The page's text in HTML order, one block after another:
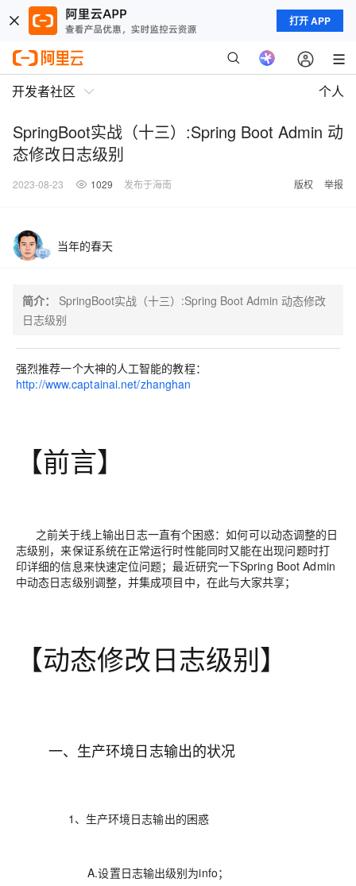
打开 APP
开发者社区 个人
SpringBoot实战（十三）:Spring Boot Admin 动
态修改日志级别
2023-08-23 1029 发布于海南 版权 举报
当年的春天
简介：
SpringBoot实战（十三）:Spring Boot Admin 动态修改
日志级别
强烈推荐一个大神的人工智能的教程：
http://www.captainai.net/zhanghan
【前言】
之前关于线上输出日志一直有个困惑：如何可以动态调整的日
志级别，来保证系统在正常运行时性能同时又能在出现问题时打
印详细的信息来快速定位问题；最近研究一下Spring Boot Admin
中动态日志级别调整，并集成项目中，在此与大家共享；
【动态修改日志级别】
一、生产环境日志输出的状况
1、生产环境日志输出的困惑
A.设置日志输出级别为info；